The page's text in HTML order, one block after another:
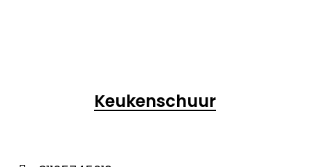
Keukenschuur